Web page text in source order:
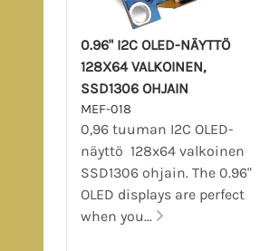
0.96" I2C OLED-NÄYTTÖ
128X64 VALKOINEN,
SSD1306 OHJAIN
MEF-018
0,96 tuuman I2C OLED-
näyttö 128x64 valkoinen
SSD1306 ohjain. The 0.96"
OLED displays are perfect
when you...